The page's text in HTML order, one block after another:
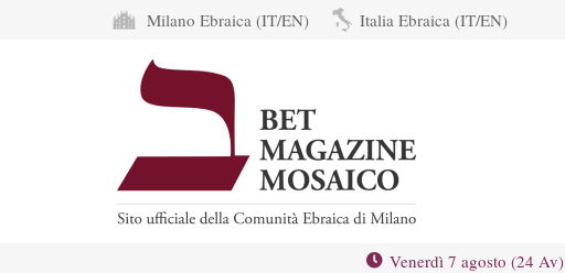
Milano Ebraica (IT/EN) Italia Ebraica (IT/EN)
Venerdì 7 agosto (24 Av)